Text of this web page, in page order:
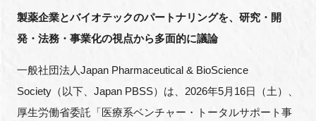
特別会員
FAQ
製薬企業とバイオテックのパートナリングを、研究・開
発・法務・事業化の視点から多面的に議論
一般社団法人Japan Pharmaceutical & BioScience
Society（以下、Japan PBSS）は、2026年5月16日（土）、
厚生労働省委託「医療系ベンチャー・トータルサポート事